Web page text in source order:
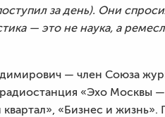
за день). Они
— это не наука, а
— член Союза
«Эхо Москвы
«Бизнес и